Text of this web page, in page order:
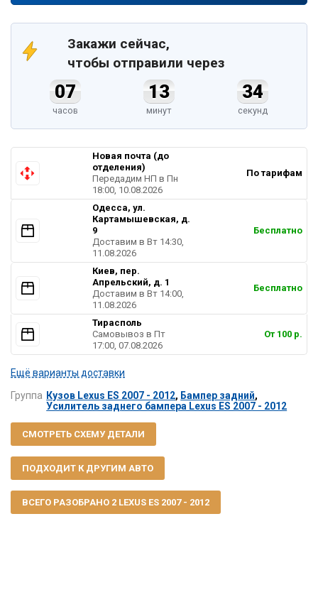
Закажи сейчас,
чтобы отправили через
07
часов
13
минут
33
секунд
Новая почта (до
отделения)
Передадим НП в Пн
18:00, 10.08.2026
По тарифам
Одесса, ул.
Картамышевская, д.
9
Доставим в Вт 14:30,
11.08.2026
Бесплатно
Киев, пер.
Апрельский, д. 1
Доставим в Вт 14:00,
11.08.2026
Бесплатно
Тирасполь
Самовывоз в Пт
17:00, 07.08.2026
От 100 р.
Ещё варианты доставки
Группа Кузов Lexus ES 2007 - 2012, Бампер задний,
Усилитель заднего бампера Lexus ES 2007 - 2012
СМОТРЕТЬ СХЕМУ ДЕТАЛИ
ПОДХОДИТ К ДРУГИМ АВТО
ВСЕГО РАЗОБРАНО 2 LEXUS ES 2007 - 2012